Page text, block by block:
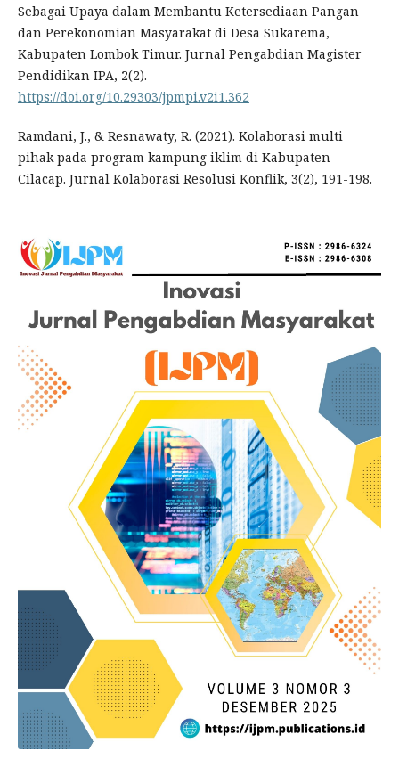
Sebagai Upaya dalam Membantu Ketersediaan Pangan
dan Perekonomian Masyarakat di Desa Sukarema,
Kabupaten Lombok Timur. Jurnal Pengabdian Magister
Pendidikan IPA, 2(2).
https://doi.org/10.29303/jpmpi.v2i1.362
Ramdani, J., & Resnawaty, R. (2021). Kolaborasi multi
pihak pada program kampung iklim di Kabupaten
Cilacap. Jurnal Kolaborasi Resolusi Konflik, 3(2), 191-198.